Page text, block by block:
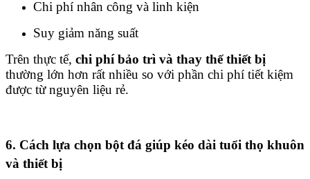
Chi phí nhân công và linh kiện
Suy giảm năng suất
Trên thực tế, chi phí bảo trì và thay thế thiết bị
thường lớn hơn rất nhiều so với phần chi phí tiết kiệm
được từ nguyên liệu rẻ.
6. Cách lựa chọn bột đá giúp kéo dài tuổi thọ khuôn
và thiết bị